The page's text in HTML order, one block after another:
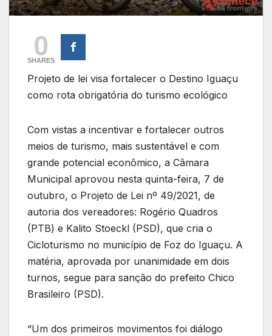
0
SHARES
Projeto de lei visa fortalecer o Destino Iguaçu
como rota obrigatória do turismo ecológico
Com vistas a incentivar e fortalecer outros
meios de turismo, mais sustentável e com
grande potencial econômico, a Câmara
Municipal aprovou nesta quinta-feira, 7 de
outubro, o Projeto de Lei nº 49/2021, de
autoria dos vereadores: Rogério Quadros
(PTB) e Kalito Stoeckl (PSD), que cria o
Cicloturismo no município de Foz do Iguaçu. A
matéria, aprovada por unanimidade em dois
turnos, segue para sanção do prefeito Chico
Brasileiro (PSD).
“Um dos primeiros movimentos foi diálogo